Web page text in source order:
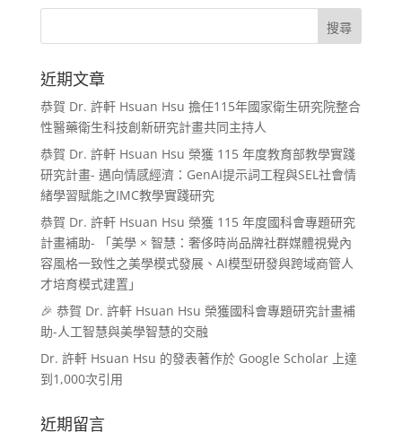
近期文章
恭賀 Dr. 許軒 Hsuan Hsu 擔任115年國家衛生研究院整合
性醫藥衛生科技創新研究計畫共同主持人
恭賀 Dr. 許軒 Hsuan Hsu 榮獲 115 年度教育部教學實踐
研究計畫- 邁向情感經濟：GenAI提示詞工程與SEL社會情
緒學習賦能之IMC教學實踐研究
恭賀 Dr. 許軒 Hsuan Hsu 榮獲 115 年度國科會專題研究
計畫補助- 「美學 × 智慧：奢侈時尚品牌社群媒體視覺內
容風格一致性之美學模式發展、AI模型研發與跨域商管人
才培育模式建置」
🎉 恭賀 Dr. 許軒 Hsuan Hsu 榮獲國科會專題研究計畫補
助-人工智慧與美學智慧的交融
Dr. 許軒 Hsuan Hsu 的發表著作於 Google Scholar 上達
到1,000次引用
近期留言